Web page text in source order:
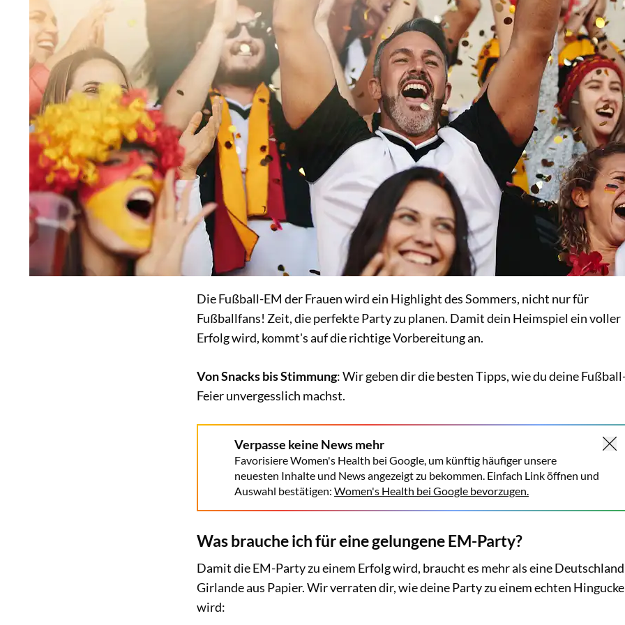
Die Fußball-EM der Frauen wird ein Highlight des Sommers, nicht nur für
Fußballfans! Zeit, die perfekte Party zu planen. Damit dein Heimspiel ein voller
Erfolg wird, kommt's auf die richtige Vorbereitung an.
Von Snacks bis Stimmung: Wir geben dir die besten Tipps, wie du deine
Feier unvergesslich machst.
Verpasse keine News mehr
Favorisiere Women's Health bei Google, um künftig häufiger unsere
neuesten Inhalte und News angezeigt zu bekommen. Einfach Link öffnen und
Auswahl bestätigen: Women's Health bei Google bevorzugen.
Was brauche ich für eine gelungene EM-Party?
Damit die EM-Party zu einem Erfolg wird, braucht es mehr als eine
Girlande aus Papier. Wir verraten dir, wie deine Party zu einem echten
wird: